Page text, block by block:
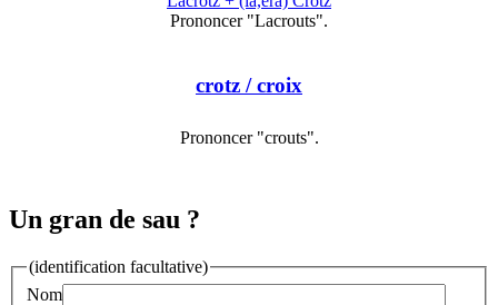
Prononcer "Lacrouts".
crotz / croix
Prononcer "crouts".
Un gran de sau ?
(identification facultative)
Nom